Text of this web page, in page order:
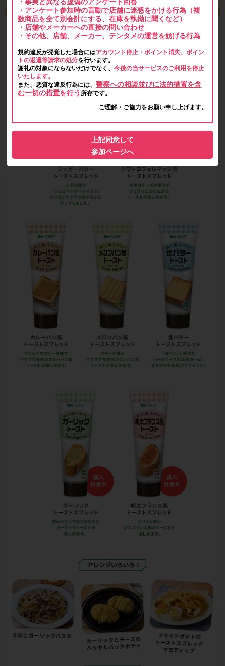
・アンケート参加時の言動で店舗に迷惑をかける行為（複
数商品を全て別会計にする、在庫を執拗に聞くなど）
・店舗やメーカーへの直接の問い合わせ
・その他、店舗、メーカー、テンタメの運営を妨げる行為
規約違反が発覚した場合にはアカウント停止・ポイント消失、ポイン
トの返還等請求の処分を行います。
謝礼の対象にならないだけでなく、今後の当サービスのご利用を停止
いたします。
また、悪質な違反行為には、警察への相談並びに法的措置を含
む一切の措置を行う 所存です。
ご理解・ご協力をお願い申し上げます。
上記同意して
参加ページへ